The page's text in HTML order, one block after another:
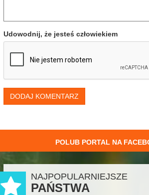
Udowodnij, że jesteś człowiekiem
DODAJ KOMENTARZ
POLUB PORTAL NA
NAJPOPULARNIEJSZE
PAŃSTWA